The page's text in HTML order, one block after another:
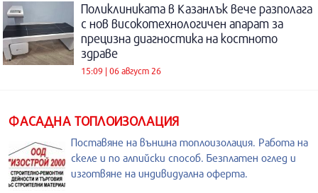
Поликлиниката в Казанлък вече разполага
с нов високотехнологичен апарат за
прецизна диагностика на костното
здраве
15:09 | 06 август 26
ФАСАДНА ТОПЛОИЗОЛАЦИЯ
Поставяне на външна топлоизолация. Работа на
скеле и по алпийски способ. Безплатен оглед и
изготвяне на индивидуална оферта.